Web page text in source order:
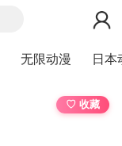
无限动漫 日本
♡ 收藏